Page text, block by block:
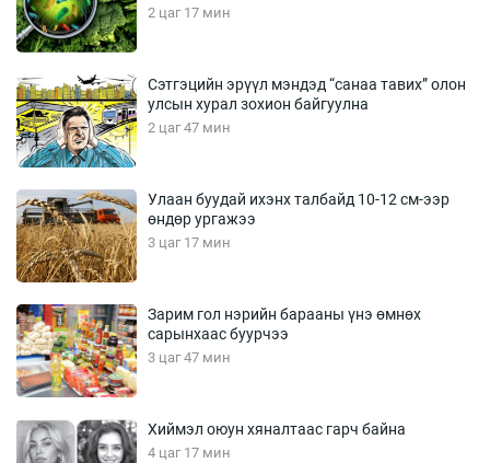
2 цаг 17 мин
Сэтгэцийн эрүүл мэндэд “санаа тавих” олон
улсын хурал зохион байгуулна
2 цаг 47 мин
Улаан буудай ихэнх талбайд 10-12 см-ээр
өндөр ургажээ
3 цаг 17 мин
Зарим гол нэрийн барааны үнэ өмнөх
сарынхаас буурчээ
3 цаг 47 мин
Хиймэл оюун хяналтаас гарч байна
4 цаг 17 мин